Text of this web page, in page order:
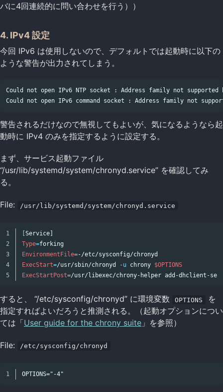
バに4回連続的に問い合わせを行う））
4. IPv4 設定
今回 IPv6 は使用しないので、デフォルトでは起動時に以下の
ような警告が出力されてしまう。
Could not open IPv6 NTP socket : Address family not supported
警告されるだけなので無視してもよいが、気になるようなら起
動時に IPv4 のみを指定するように設定する。
まず、サービス起動ファイル
“/usr/lib/systemd/system/chronyd.service” を確認してみ
る。
File: /usr/lib/systemd/system/chronyd.service
1
2
3
4
Type=
EnvironmentFile=
ExecStart=/usr/sbin/chronyd -u chrony $OPTIONS
ExecStartPost=
すると、 “/etc/sysconfig/chronyd” に環境変数 OPTIONS
を
指定すればよいだろうと推測される。（起動オプションについ
ては「User guide for the chrony suite 」を参照）
File: /etc/sysconfig/chronyd